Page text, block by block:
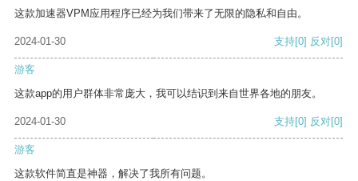
这款加速器VPM应用程序已经为我们带来了无限的隐私和自由。
2024-01-30 支持[0] 反对[0]
游客
这款app的用户群体非常庞大，我可以结识到来自世界各地的朋友。
2024-01-30 支持[0] 反对[0]
游客
这款软件简直是神器，解决了我所有问题。